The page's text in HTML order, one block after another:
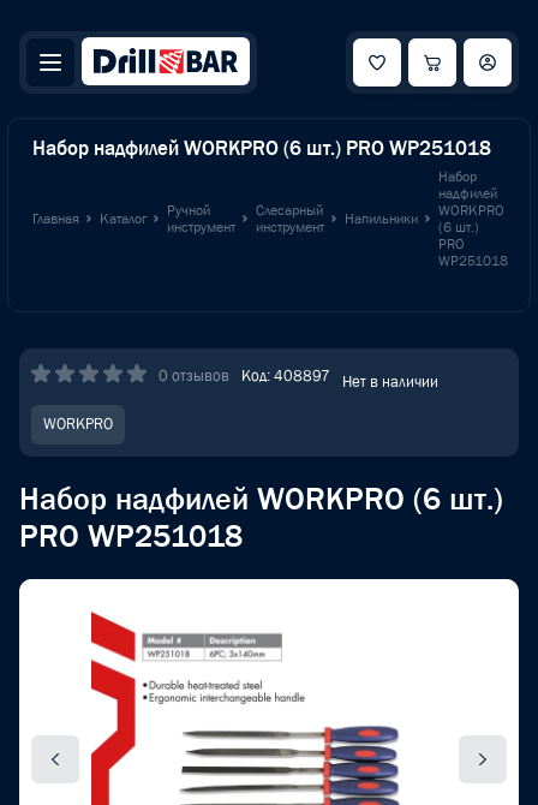
Набор надфилей WORKPRO (6 шт.) PRO WP251018
Главная Каталог
Ручной
инструмент
Слесарный
инструмент
Напильники
Набор
надфилей
WORKPRO
(6 шт.)
PRO
WP251018
0 отзывов Код: 408897 Нет в наличии
WORKPRO
Набор надфилей WORKPRO (6 шт.)
PRO WP251018